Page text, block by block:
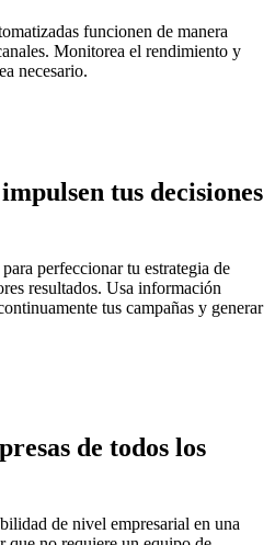
funcionen de manera
Monitorea el rendimiento y
necesario.
tus decisiones
perfeccionar tu estrategia de
resultados. Usa información
tus campañas y generar
de todos los
de nivel empresarial en una